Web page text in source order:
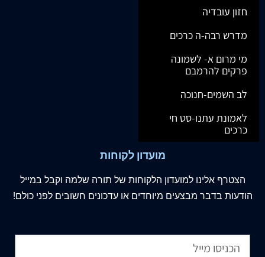
חזון עובדיה
מדרש רבה-ה כרכים
מי מרום א- לשמונה
פרקים להרמבם
לב השמים-חנוכה
לאמונת עתנו-סט חי
כרכים
מועדון לקוחות
הצטרף אלינו למועדון הלקוחות של תורה שלמה וקבל במייל
הודעות בדבר מבצעים מיוחדים או עדכונים חשובים לפני כולם!